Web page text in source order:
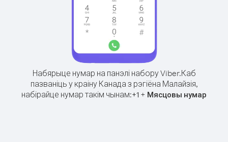
Набярыце нумар на панэлі набору Viber.Каб
пазваніць у краіну Канада з рэгіёна Малайзія,
набірайце нумар такім чынам:+1 + Мясцовы нумар